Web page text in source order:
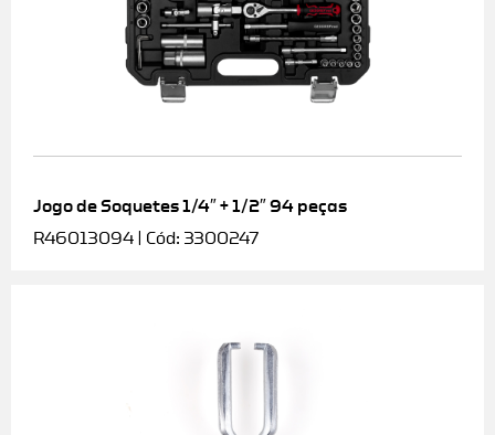
Jogo de Soquetes 1/4″ + 1/2″ 94 peças
R46013094 | Cód: 3300247